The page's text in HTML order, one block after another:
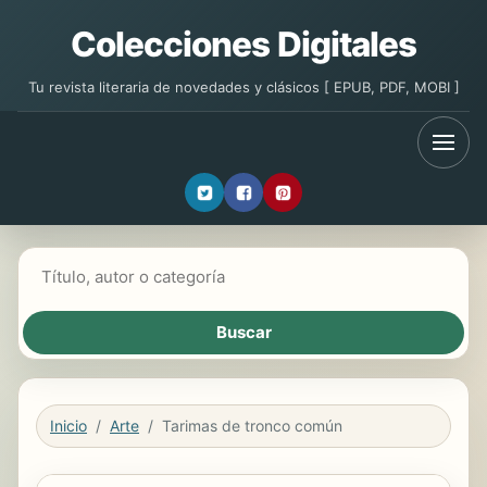
Colecciones Digitales
Tu revista literaria de novedades y clásicos [ EPUB, PDF, MOBI ]
Inicio Arte Tarimas de tronco común